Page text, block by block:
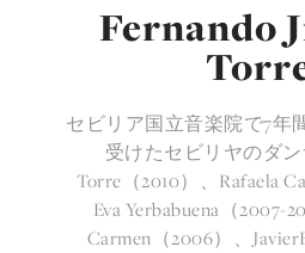
Fernando
セビリア国立音楽院で7年
受けたセビリヤのダン
Torre（2010）、Rafaela
Eva Yerbabuena（2007-
Carmen（2006）、